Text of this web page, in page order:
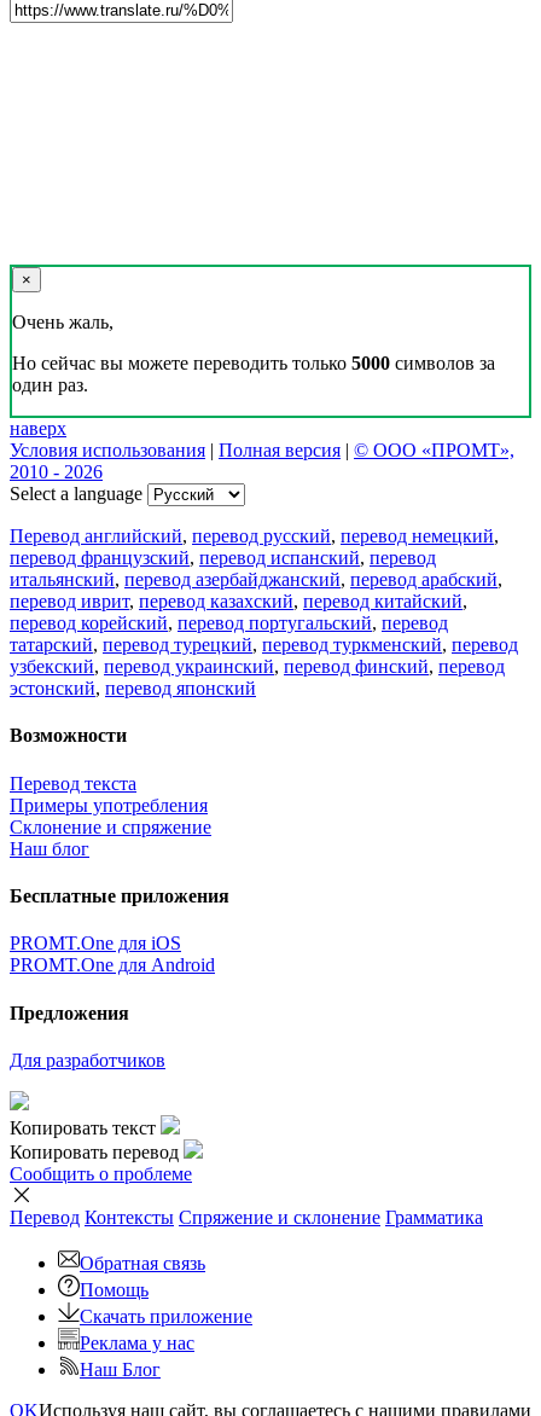
×
Очень жаль,
Но сейчас вы можете переводить только 5000 символов за
один раз.
наверх
Условия использования | Полная версия | © ООО «ПРОМТ»,
2010 - 2026
Select a language
Перевод английский, перевод русский, перевод немецкий,
перевод французский, перевод испанский, перевод
итальянский, перевод азербайджанский, перевод арабский,
перевод иврит, перевод казахский, перевод китайский,
перевод корейский, перевод португальский, перевод
татарский, перевод турецкий, перевод туркменский, перевод
узбекский, перевод украинский, перевод финский, перевод
эстонский, перевод японский
Возможности
Перевод текста
Примеры употребления
Склонение и спряжение
Наш блог
Бесплатные приложения
PROMT.One для iOS
PROMT.One для Android
Предложения
Для разработчиков
Копировать текст
Копировать перевод
Сообщить о проблеме
Перевод Контексты Спряжение и склонение Грамматика
Обратная связь
Помощь
Скачать приложение
Реклама у нас
Наш Блог
OKИспользуя наш сайт, вы соглашаетесь с нашими правилами